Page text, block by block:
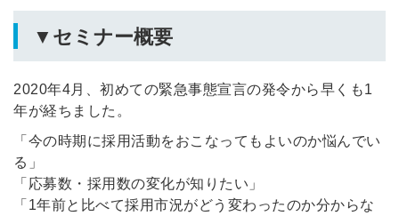
▼セミナー概要
2020年4月、初めての緊急事態宣言の発令から早くも1
年が経ちました。
「今の時期に採用活動をおこなってもよいのか悩んでい
る」
「応募数・採用数の変化が知りたい」
「1年前と比べて採用市況がどう変わったのか分からな